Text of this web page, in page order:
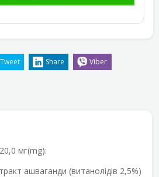
Tweet Share Viber
мг(mg):
ашваганди (витанолідів 2,5%)